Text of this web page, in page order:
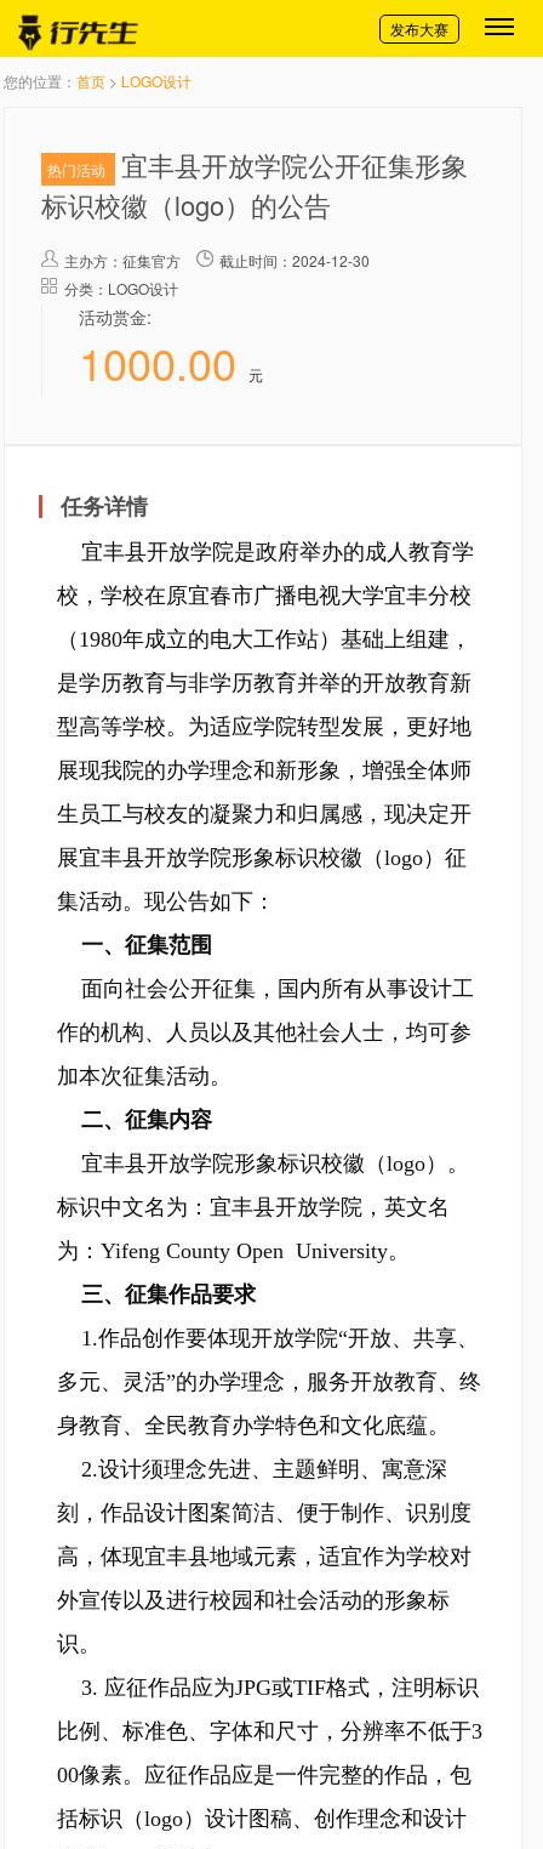
切换导航
发布大赛
您的位置： 首页 > LOGO设计
热门活动
宜丰县开放学院公开征集形象
标识校徽（logo）的公告
主办方： 征集官方
截止时间：2024-12-30
分类：LOGO设计
活动赏金:
1000.00 元
任务详情
宜丰县开放学院是政府举办的成人教育学
校，学校在原宜春市广播电视大学宜丰分校
（1980年成立的电大工作站）基础上组建，
是学历教育与非学历教育并举的开放教育新
型高等学校。为适应学院转型发展，更好地
展现我院的办学理念和新形象，增强全体师
生员工与校友的凝聚力和归属感，现决定开
展宜丰县开放学院形象标识校徽（logo）征
集活动。现公告如下：
一、征集范围
面向社会公开征集，国内所有从事设计工
作的机构、人员以及其他社会人士，均可参
加本次征集活动。
二、征集内容
宜丰县开放学院形象标识校徽（logo）。
标识中文名为：宜丰县开放学院，英文名
为：Yifeng County Open University。
三、征集作品要求
1.作品创作要体现开放学院“开放、共享、
多元、灵活”的办学理念，服务开放教育、终
身教育、全民教育办学特色和文化底蕴。
2.设计须理念先进、主题鲜明、寓意深
刻，作品设计图案简洁、便于制作、识别度
高，体现宜丰县地域元素，适宜作为学校对
外宣传以及进行校园和社会活动的形象标
识。
3. 应征作品应为JPG或TIF格式，注明标识
比例、标准色、字体和尺寸，分辨率不低于3
00像素。应征作品应是一件完整的作品，包
括标识（logo）设计图稿、创作理念和设计